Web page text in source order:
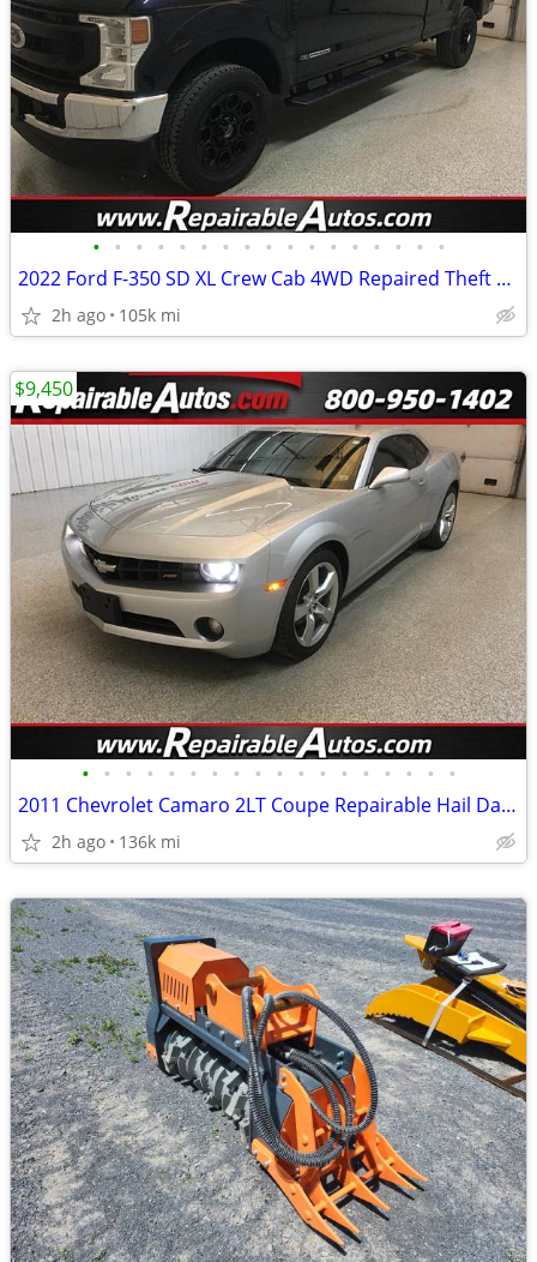
• • • • • • • • • • • • • • • • •
2022 Ford F-350 SD XL Crew Cab 4WD Repaired Theft Damage
2h ago 105k mi
• • • • • • • • • • • • • • • • • •
2011 Chevrolet Camaro 2LT Coupe Repairable Hail Damage
2h ago 136k mi
$9,450